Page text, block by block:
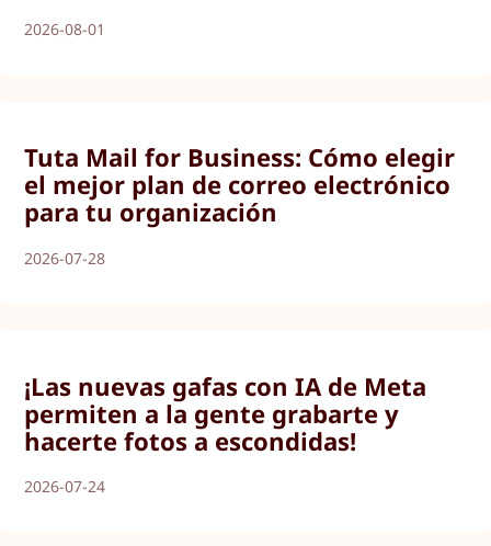
2026-08-01
Tuta Mail for Business: Cómo elegir
el mejor plan de correo electrónico
para tu organización
2026-07-28
¡Las nuevas gafas con IA de Meta
permiten a la gente grabarte y
hacerte fotos a escondidas!
2026-07-24